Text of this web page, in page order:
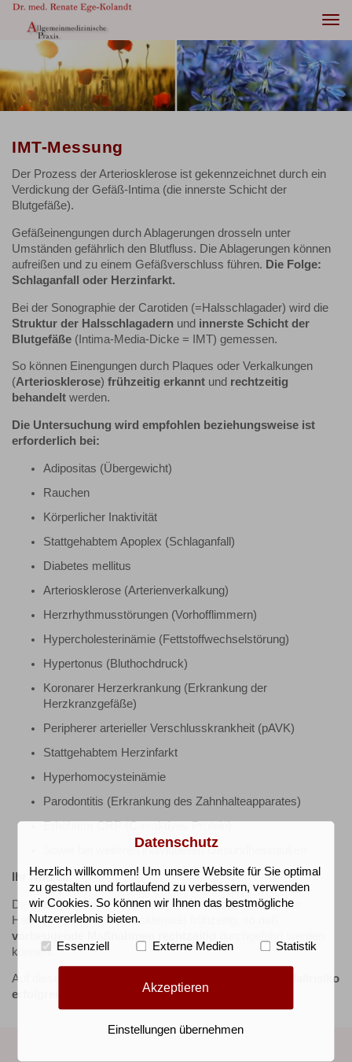
IMT-Messung
Der Prozess der Arteriosklerose ist gekennzeichnet durch ein
Verdickung der Gefäß-Intima (die innerste Schicht der
Blutgefäße).
Gefäßeinengungen durch Ablagerungen drosseln unter
Umständen gefährlich den Blutfluss. Die Ablagerungen können
aufreißen und zu einem Gefäßverschluss führen. Die Folge:
Schlaganfall oder Herzinfarkt.
Bei der Sonographie der Carotiden (=Halsschlagader) wird die
Struktur der Halsschlagadern und innerste Schicht der
Blutgefäße (Intima-Media-Dicke = IMT) gemessen.
So können Einengungen durch Plaques oder Verkalkungen
(Arteriosklerose) frühzeitig erkannt und rechtzeitig
behandelt werden.
Die Untersuchung wird empfohlen beziehungsweise ist
erforderlich bei:
Adipositas (Übergewicht)
Rauchen
Körperlicher Inaktivität
Stattgehabtem Apoplex (Schlaganfall)
Diabetes mellitus
Arteriosklerose (Arterienverkalkung)
Herzrhythmusstörungen (Vorhofflimmern)
Hypercholesterinämie (Fettstoffwechselstörung)
Hypertonus (Bluthochdruck)
Koronarer Herzerkrankung (Erkrankung der
Herzkranzgefäße)
Peripherer arterieller Verschlusskrankheit (pAVK)
Stattgehabtem Herzinfarkt
Hyperhomocysteinämie
Parodontitis (Erkrankung des Zahnhalteapparates)
Erhöhtem CRP (C-reaktives Protein)
Sowie bei weiteren individuellen Gesundheitsrisiken
Ihr Nutzen
Die Sonographie der Carotiden erkennt Einengungen der
Halsschlagadern (Arteriosklerose) frühzeitig, so daß
vorbeugende Maßnahmen rechtzeitig
können.
Auf diese Weise kann
Herzinfarkt- und Schlaganfallrisiko
erfolgreich minimiert
werden.
Datenschutz
Herzlich willkommen! Um unsere Website für Sie optimal
zu gestalten und fortlaufend zu verbessern, verwenden
wir Cookies. So können wir Ihnen das bestmögliche
Nutzererlebnis bieten.
Essenziell Externe Medien Statistik
Akzeptieren
Einstellungen übernehmen